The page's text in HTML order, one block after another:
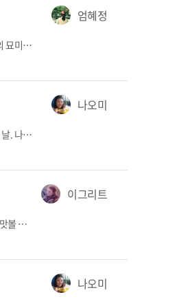
엄혜정
여행가들 사이에 그런 말이 있다. 동남아에 빠지면 답도 없다고. 진정한 여행의 묘미를 맛볼 수 있는 곳은 동남아라고. 여러 동남아 국가 중 나는 캄보디아와 사랑에 빠졌다. 뜨거운 날씨, 복잡한 거리, 불편한 것 투성이인 캄보디아가 왜 매력적이냐고 물어본다면 나는 느림의 미학이 있기 때문이라고 말하겠다. 해를 피할 그늘만 만나도 기쁘고, 길거리에서 사먹는 500원짜리 연유커피가 주는 달달함 한 모금이면 웃음이 절로 난다. 뭐든 천천히 해도 괜찮다. 캄보디아의 하루는 마치 48시간인 것처럼 흘러간다. 그렇기에 캄보디아의 매력에 빠지기에 2박3일이면 충분하다. 지금부터 캄보디아의 수도 프놈펜을 캄보...
나오미
일찍이 의료계에 종사하다, 과중한 업무에 몸과 마음이 시들시들 병들던 어느 날. 나는 앞뒤로 25kg의 배낭을 메고 비행기에 몸을 실었다. 휴직계를 던지고 9개월 간 세계여행을 떠나기로 한 것이다. 본명을 발음하기 어려워하는 외국인 친구들을 위해 ‘나의 기쁨’ 이라는 뜻의 닉네임인 ‘나오미’를 사용하기로 했다. 친 글로벌 여행자로 다시 태어난 셈이다! 인도를 시작으로 마음 가는 대로 길 위의 삶을 살아가던 중, 나의 마음이 정착한 곳이 있다. 바로 쿠바였다....
이그리트
같이 가는 여행이 좋았던 시절도 있다. 2인분(혹은 그 이상)의 메뉴를 한 번에 맛볼 수 있다는 것, 말 안 통하는 타국에서 한국어를 활용할 고정적인 상대가 있다는 것, 도미토리형 유스호스텔에 머무를 게 아닌 이상 숙박비를 쪼개어 부담할 수 있다는 것. 하지만 시간이 흐를수록, 나는 같이 가는 여행의 장점보다는 단점을 먼저 생각하는 인간이 되어버렸다. 일정과 예산 범위를 맞추기 힘들다는 것, 여행의 취향을 맞추기 힘들다는 것, 서로 다른 생활패턴을 여행이랍시고 억지로 맞추기조차 힘들다는 것. 어쩌면 맞춰나갈 기력을 잃어버린 인간의 푸념일수도 있지만, 나는 점점 혼자 여행을 다니는 사람이 되었다. 이 글은 혼자 여행을 다니는 다른...
나오미